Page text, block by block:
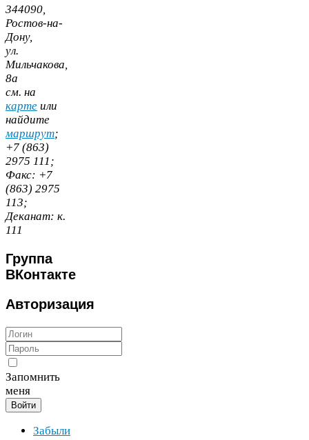
344090,
Ростов-​на-​
Дону,
ул.
Мильчакова,
8а
cм. на
карте или
найдите
маршрут;
+7 (863)
2975 111;
Факс: +7
(863) 2975
113;
Деканат: к.
111
Группа
ВКонтакте
Авторизация
Запомнить
меня
Войти
Забыли